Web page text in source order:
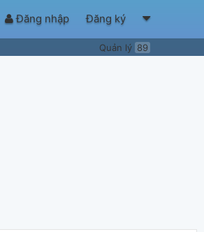
Đăng nhập Đăng ký
Quản lý 89